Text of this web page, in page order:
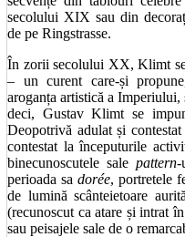
secolului XIX sau din
de pe Ringstrasse.
În zorii secolului XX, Klimt
– un curent care-și
aroganța artistică a
deci, Gustav Klimt se
Deopotrivă adulat și
contestat la începuturile
binecunoscutele sale pattern-
perioada sa dorée, portretele
de lumină scânteietoare
(recunoscut ca atare și intrat
sau peisajele sale de o